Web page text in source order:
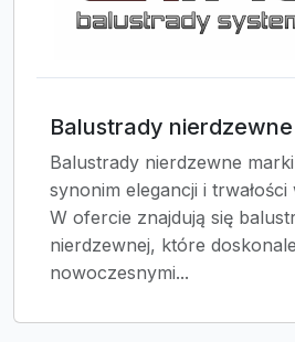
Balustrady
Balustrady nierdzewne
synonim elegancji i
W ofercie znajdują się
nierdzewnej, które
nowoczesnymi...